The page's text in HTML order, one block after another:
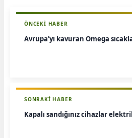
ÖNCEKI HABER
Avrupa’yı kavuran Omega
SONRAKI HABER
Kapalı sandığınız cihazlar